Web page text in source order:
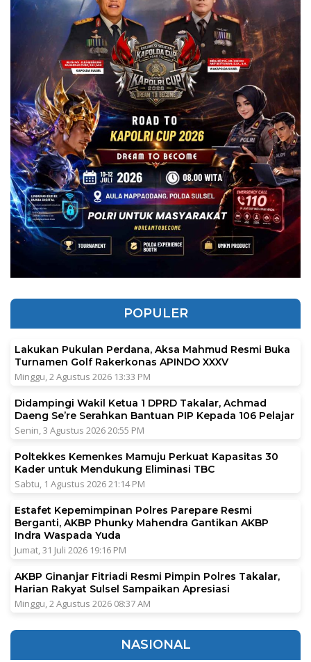
POPULER
Lakukan Pukulan Perdana, Aksa Mahmud Resmi Buka
Turnamen Golf Rakerkonas APINDO XXXV
Minggu, 2 Agustus 2026 13:33 PM
Didampingi Wakil Ketua 1 DPRD Takalar, Achmad
Daeng Se’re Serahkan Bantuan PIP Kepada 106 Pelajar
Senin, 3 Agustus 2026 20:55 PM
Poltekkes Kemenkes Mamuju Perkuat Kapasitas 30
Kader untuk Mendukung Eliminasi TBC
Sabtu, 1 Agustus 2026 21:14 PM
Estafet Kepemimpinan Polres Parepare Resmi
Berganti, AKBP Phunky Mahendra Gantikan AKBP
Indra Waspada Yuda
Jumat, 31 Juli 2026 19:16 PM
AKBP Ginanjar Fitriadi Resmi Pimpin Polres Takalar,
Harian Rakyat Sulsel Sampaikan Apresiasi
Minggu, 2 Agustus 2026 08:37 AM
NASIONAL